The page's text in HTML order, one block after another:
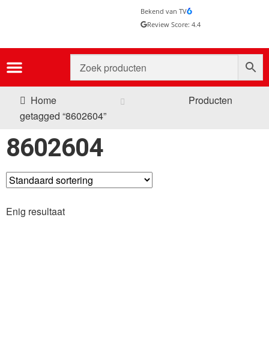
Bekend van TV
Review Score: 4.4
Home
Producten
getagged “8602604”
8602604
Enig resultaat